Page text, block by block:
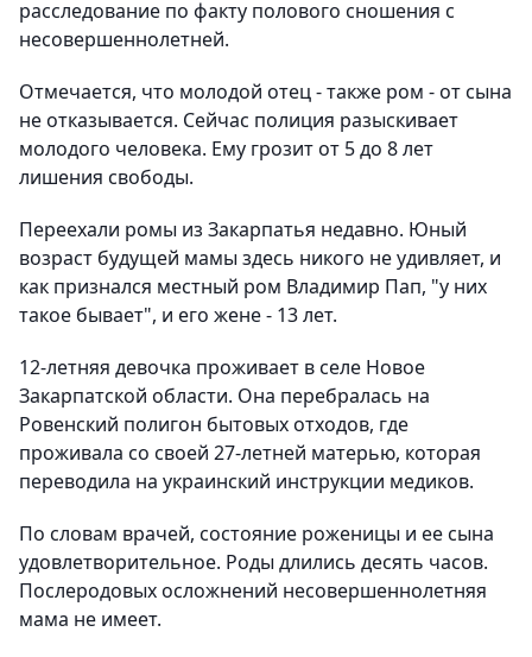
расследование по факту полового сношения с
несовершеннолетней.
Отмечается, что молодой отец - также ром - от сына
не отказывается. Сейчас полиция разыскивает
молодого человека. Ему грозит от 5 до 8 лет
лишения свободы.
Переехали ромы из Закарпатья недавно. Юный
возраст будущей мамы здесь никого не удивляет, и
как признался местный ром Владимир Пап, "у них
такое бывает", и его жене - 13 лет.
12-летняя девочка проживает в селе Новое
Закарпатской области. Она перебралась на
Ровенский полигон бытовых отходов, где
проживала со своей 27-летней матерью, которая
переводила на украинский инструкции медиков.
По словам врачей, состояние роженицы и ее сына
удовлетворительное. Роды длились десять часов.
Послеродовых осложнений несовершеннолетняя
мама не имеет.